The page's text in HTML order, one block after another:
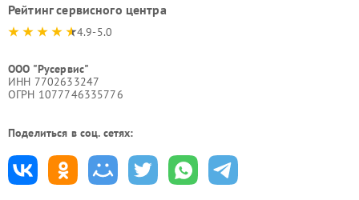
Рейтинг сервисного центра
4.9-5.0
ООО "Русервис"
ИНН 7702633247
ОГРН 1077746335776
Поделиться в соц. сетях: